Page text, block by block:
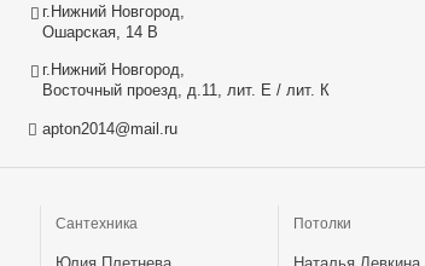
г.Нижний Новгород,
Ошарская, 14 В
г.Нижний Новгород,
Восточный проезд, д.11, лит. Е / лит. К
apton2014@mail.ru
Сантехника
Юлия Плетнева
Потолки
Наталья Левкина